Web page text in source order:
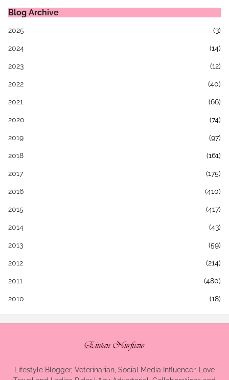
Blog Archive
2025 (3)
2024 (14)
2023 (12)
2022 (40)
2021 (66)
2020 (74)
2019 (97)
2018 (161)
2017 (175)
2016 (410)
2015 (417)
2014 (43)
2013 (59)
2012 (214)
2011 (480)
2010 (18)
Lifestyle Blogger, Veterinarian, Social Media Influencer, Love